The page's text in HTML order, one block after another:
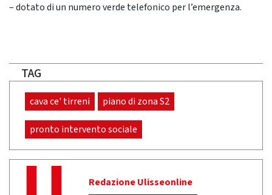
– dotato di un numero verde telefonico per l’emergenza.
TAG
cava ce' tirreni piano di zona S2
pronto intervento sociale
Redazione Ulisseonline